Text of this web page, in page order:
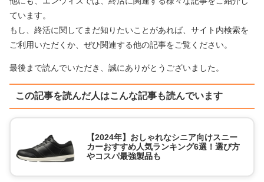
ています。
もし、終活に関してまだ知りたいことがあれば、サイト内検索を
ご利用いただくか、ぜひ関連する他の記事をご覧ください。
最後まで読んでいただき、誠にありがとうございました。
この記事を読んだ人はこんな記事も読んでいます
【2024年】おしゃれなシニア向けスニー
カーおすすめ人気ランキング6選！選び方
やコスパ最強製品も